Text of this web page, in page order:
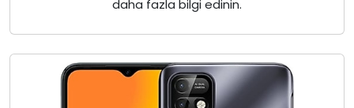
daha fazla bilgi edinin.